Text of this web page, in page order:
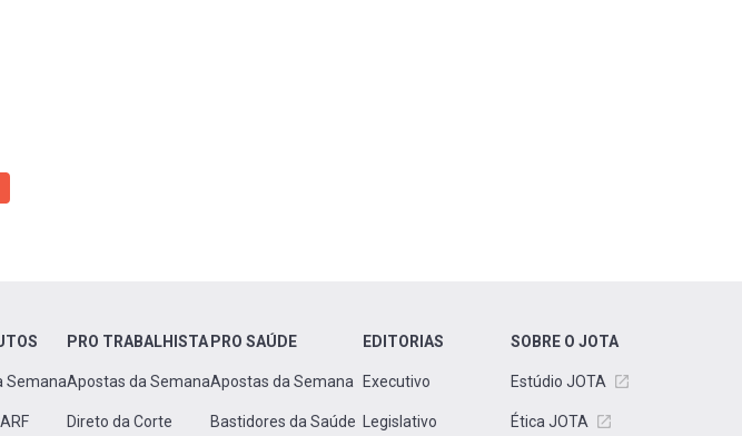
Semana
PRO TRABALHISTA
Apostas da Semana
Direto da Corte
PRO SAÚDE
Apostas da Semana
Bastidores da Saúde
EDITORIAS
Executivo
Legislativo
SOBRE O JOTA
Estúdio JOTA
Ética JOTA